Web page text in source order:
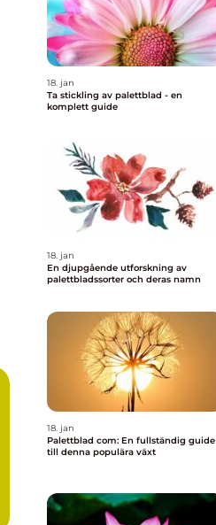
18. jan
Ta stickling av palettblad - en
komplett guide
18. jan
En djupgående utforskning av
palettbladssorter och deras namn
18. jan
Palettblad com: En fullständig guide
till denna populära växt